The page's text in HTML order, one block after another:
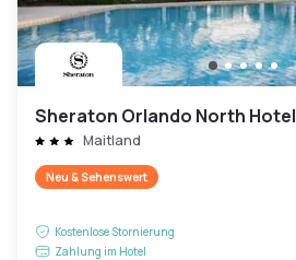
Sheraton Orlando North Hotel
Maitland
Neu & Sehenswert
Kostenlose Stornierung
Zahlung im Hotel